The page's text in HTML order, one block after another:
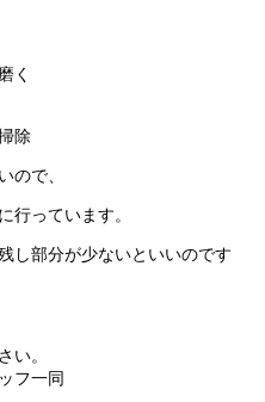
く
除
ので、
っています。
し部分が少ないといいのです
い。
フ一同